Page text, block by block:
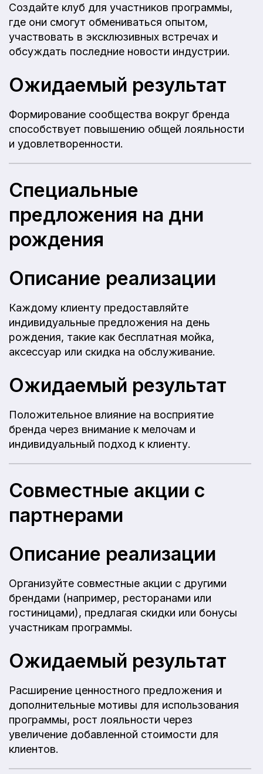
Создайте клуб для участников программы,
где они смогут обмениваться опытом,
участвовать в эксклюзивных встречах и
обсуждать последние новости индустрии.
Ожидаемый результат
Формирование сообщества вокруг бренда
способствует повышению общей лояльности
и удовлетворенности.
Специальные
предложения на дни
рождения
Описание реализации
Каждому клиенту предоставляйте
индивидуальные предложения на день
рождения, такие как бесплатная мойка,
аксессуар или скидка на обслуживание.
Ожидаемый результат
Положительное влияние на восприятие
бренда через внимание к мелочам и
индивидуальный подход к клиенту.
Совместные акции с
партнерами
Описание реализации
Организуйте совместные акции с другими
брендами (например, ресторанами или
гостиницами), предлагая скидки или бонусы
участникам программы.
Ожидаемый результат
Расширение ценностного предложения и
дополнительные мотивы для использования
программы, рост лояльности через
увеличение добавленной стоимости для
клиентов.